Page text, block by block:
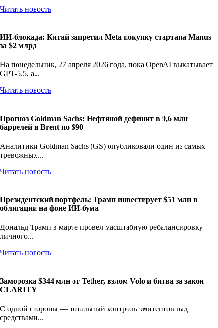
Читать новость
ИИ-блокада: Китай запретил Meta покупку стартапа Manus
за $2 млрд
На понедельник, 27 апреля 2026 года, пока OpenAI выкатывает
GPT-5.5, а...
Читать новость
Прогноз Goldman Sachs: Нефтяной дефицит в 9,6 млн
баррелей и Brent по $90
Аналитики Goldman Sachs (GS) опубликовали один из самых
тревожных...
Читать новость
Президентский портфель: Трамп инвестирует $51 млн в
облигации на фоне ИИ-бума
Дональд Трамп в марте провел масштабную ребалансировку
личного...
Читать новость
Заморозка $344 млн от Tether, взлом Volo и битва за закон
CLARITY
С одной стороны — тотальный контроль эмитентов над
средствами...